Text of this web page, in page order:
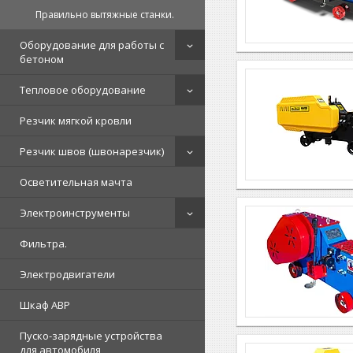
Правильно вытяжные станки.
Оборудование для работы с
бетоном
Тепловое оборудование
Резчик мягкой кровли
Резчик швов (швонарезчик)
Осветительная мачта
Электроинструменты
Фильтра.
Электродвигатели
Шкаф АВР
Пуско-зарядные устройства
для автомобиля